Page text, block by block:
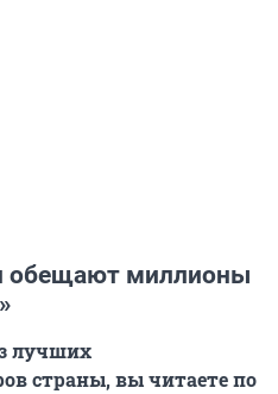
обещают миллионы
лучших
страны, вы читаете по